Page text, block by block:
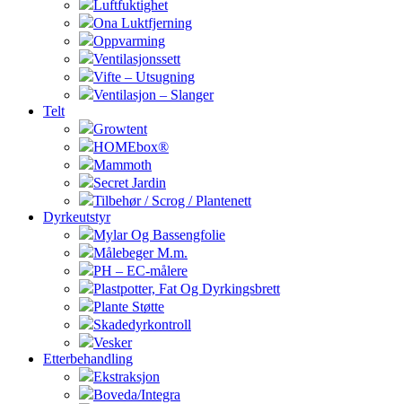
Luftfuktighet
Ona Luktfjerning
Oppvarming
Ventilasjonssett
Vifte – Utsugning
Ventilasjon – Slanger
Telt
Growtent
HOMEbox®
Mammoth
Secret Jardin
Tilbehør / Scrog / Plantenett
Dyrkeutstyr
Mylar Og Bassengfolie
Målebeger M.m.
PH – EC-målere
Plastpotter, Fat Og Dyrkingsbrett
Plante Støtte
Skadedyrkontroll
Vesker
Etterbehandling
Ekstraksjon
Boveda/Integra